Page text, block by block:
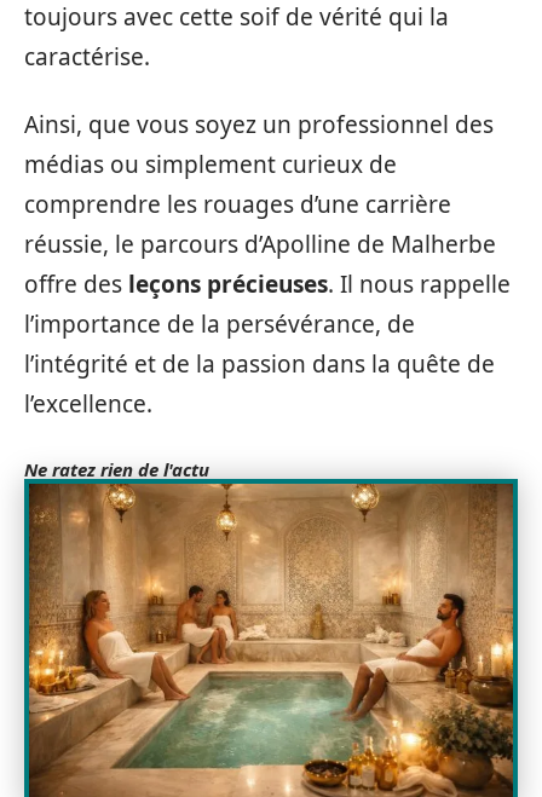
toujours avec cette soif de vérité qui la
caractérise.
Ainsi, que vous soyez un professionnel des
médias ou simplement curieux de
comprendre les rouages d’une carrière
réussie, le parcours d’Apolline de Malherbe
offre des leçons précieuses. Il nous rappelle
l’importance de la persévérance, de
l’intégrité et de la passion dans la quête de
l’excellence.
Ne ratez rien de l'actu